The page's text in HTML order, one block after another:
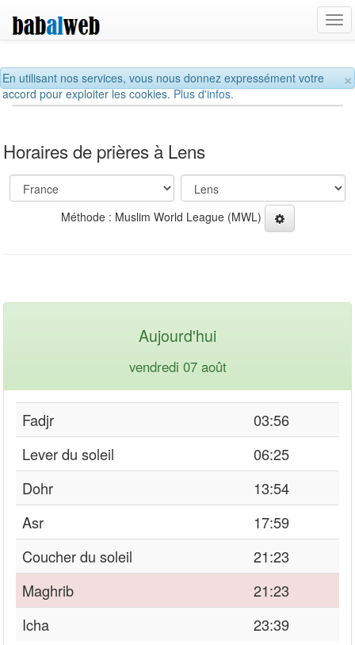
×
En utilisant nos services, vous nous donnez expressément votre
accord pour exploiter les cookies.Plus d'infos.
Horaires de prières à Lens
Méthode : Muslim World League (MWL)
Aujourd'hui
vendredi 07 août
Fadjr
03:56
Lever du soleil
06:25
Dohr
13:54
Asr
17:59
Coucher du soleil
21:23
Maghrib
21:23
Icha
23:39